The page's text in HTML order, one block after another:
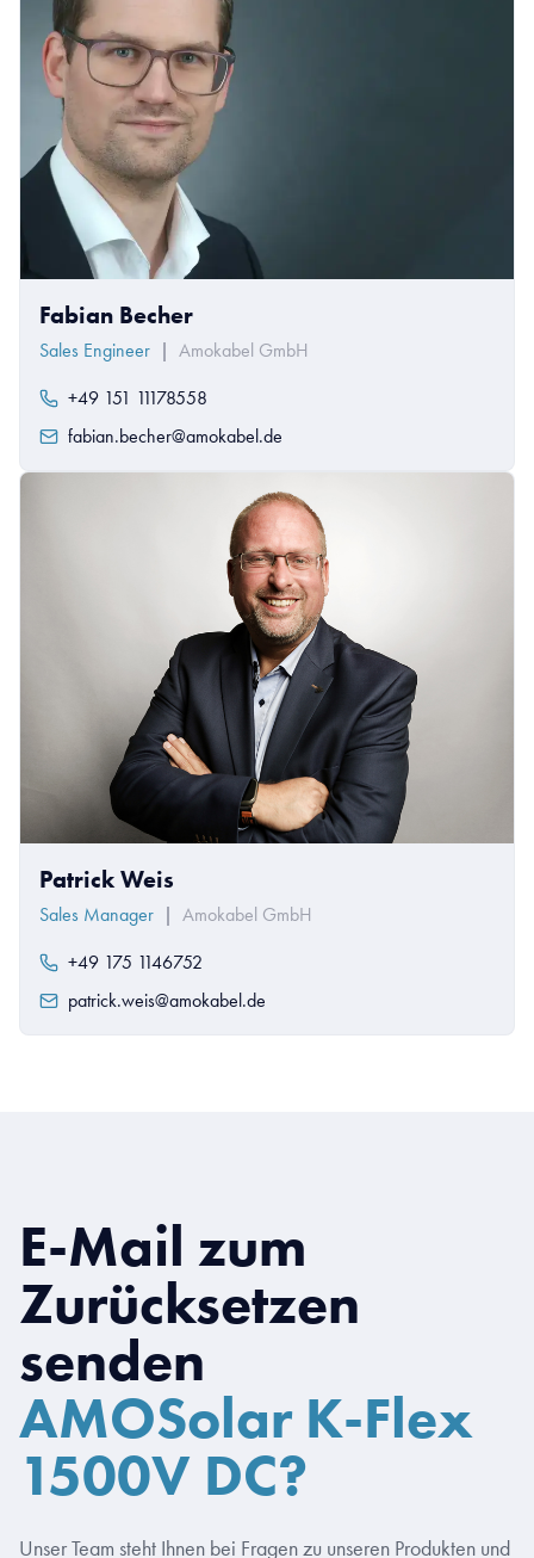
Fabian Becher
Sales Engineer | Amokabel GmbH
+49 151 11178558
fabian.becher@amokabel.de
Patrick Weis
Sales Manager | Amokabel GmbH
+49 175 1146752
patrick.weis@amokabel.de
E-Mail zum
Zurücksetzen
senden
AMOSolar K-Flex
1500V DC?
Unser Team steht Ihnen bei Fragen zu unseren Produkten und